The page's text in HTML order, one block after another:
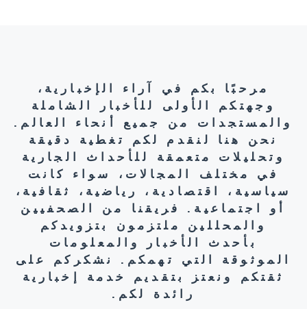
مرحبًا بكم في آراء الإخبارية،
وجهتكم الأولى للأخبار الشاملة
والمستجدات من جميع أنحاء العالم.
نحن هنا لنقدم لكم تغطية دقيقة
وتحليلات متعمقة للأحداث الجارية
في مختلف المجالات، سواء كانت
سياسية، اقتصادية، رياضية، ثقافية،
أو اجتماعية. فريقنا من الصحفيين
والمحللين ملتزمون بتزويدكم
بأحدث الأخبار والمعلومات
الموثوقة التي تهمكم. نشكركم على
ثقتكم ونعتز بتقديم خدمة إخبارية
رائدة لكم.